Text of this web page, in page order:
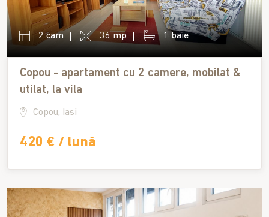
2 cam 36 mp 1 baie
Copou - apartament cu 2 camere, mobilat &
utilat, la vila
Copou, Iasi
420 € / lună